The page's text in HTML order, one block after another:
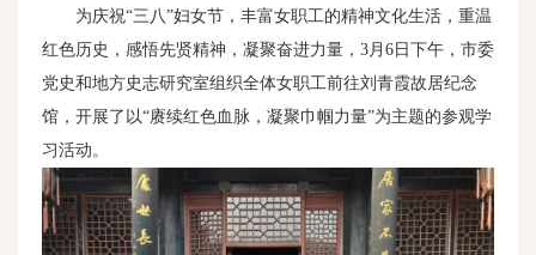
为庆祝“三八”妇女节，丰富女职工的精神文化生活，重温
红色历史，感悟先贤精神，凝聚奋进力量，3月6日下午，市委
党史和地方史志研究室组织全体女职工前往刘青霞故居纪念
馆，开展了以“赓续红色血脉，凝聚巾帼力量”为主题的参观学
习活动。